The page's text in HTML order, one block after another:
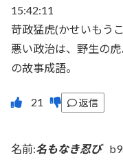
15:42:11
苛政猛虎(かせいもう
悪い政治は、野生の
の故事成語。
返信
名前:名もなき忍び